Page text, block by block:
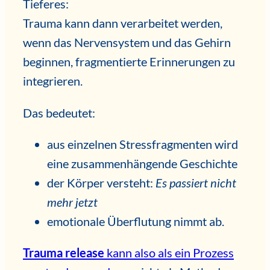
Tieferes:
Trauma kann dann verarbeitet werden,
wenn das Nervensystem und das Gehirn
beginnen, fragmentierte Erinnerungen zu
integrieren.
Das bedeutet:
aus einzelnen Stressfragmenten wird
eine zusammenhängende Geschichte
der Körper versteht: Es passiert nicht
mehr jetzt
emotionale Überflutung nimmt ab.
Trauma release kann also als ein Prozess